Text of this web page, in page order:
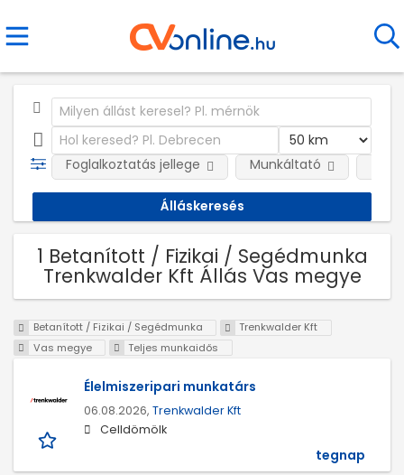
Foglalkoztatás jellege Munkáltató
1 Betanított / Fizikai / Segédmunka
Trenkwalder Kft Állás Vas megye
Betanított / Fizikai / Segédmunka
Trenkwalder Kft
Vas megye
Teljes munkaidős
Élelmiszeripari munkatárs
06.08.2026, Trenkwalder Kft
Celldömölk
tegnap